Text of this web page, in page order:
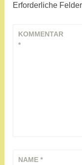
Erforderliche
KOMMENTAR
*
NAME*